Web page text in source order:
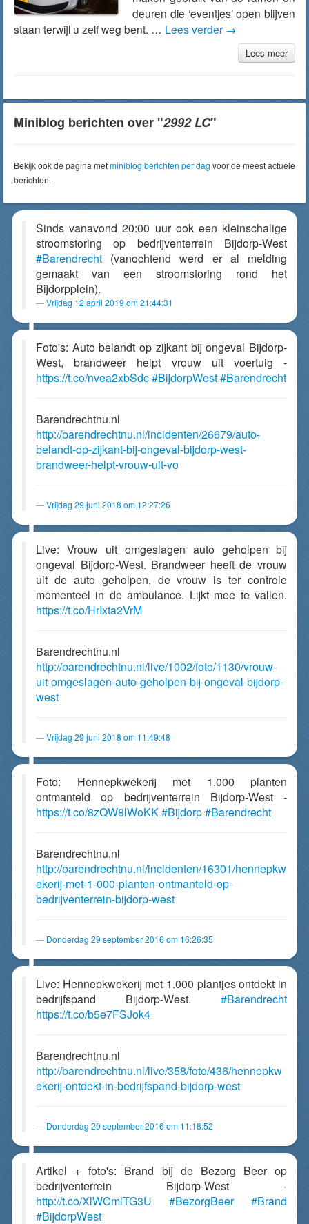
deuren die ‘eventjes’ open blijven
staan terwijl u zelf weg bent. … Lees verder →
Lees meer
Miniblog berichten over "2992 LC"
Bekijk ook de pagina metminiblog berichten per dag voor de meest actuele
berichten.
Sinds vanavond 20:00 uur ook een kleinschalige
stroomstoring op bedrijventerrein Bijdorp-West
#Barendrecht (vanochtend werd er al melding
gemaakt van een stroomstoring rond het
Bijdorpplein).
Vrijdag 12 april 2019 om 21:44:31
Foto's: Auto belandt op zijkant bij ongeval Bijdorp-
West, brandweer helpt vrouw uit voertuig -
https://t.co/nvea2xbSdc#BijdorpWest#Barendrecht
Barendrechtnu.nl
http://barendrechtnu.nl/incidenten/26679/auto-
belandt-op-zijkant-bij-ongeval-bijdorp-west-
brandweer-helpt-vrouw-uit-vo
Vrijdag 29 juni 2018 om 12:27:26
Live: Vrouw uit omgeslagen auto geholpen bij
ongeval Bijdorp-West. Brandweer heeft de vrouw
uit de auto geholpen, de vrouw is ter controle
momenteel in de ambulance. Lijkt mee te vallen.
https://t.co/HrIxta2VrM
Barendrechtnu.nl
http://barendrechtnu.nl/live/1002/foto/1130/vrouw-
uit-omgeslagen-auto-geholpen-bij-ongeval-bijdorp-
west
Vrijdag 29 juni 2018 om 11:49:48
Foto: Hennepkwekerij met 1.000 planten
ontmanteld op bedrijventerrein Bijdorp-West -
https://t.co/8zQW8lWoKK#Bijdorp#Barendrecht
Barendrechtnu.nl
http://barendrechtnu.nl/incidenten/16301/hennepkw
ekerij-met-1-000-planten-ontmanteld-op-
bedrijventerrein-bijdorp-west
Donderdag 29 september 2016 om 16:26:35
Live: Hennepkwekerij met 1.000 plantjes ontdekt in
bedrijfspand Bijdorp-West. #Barendrecht
https://t.co/b5e7FSJok4
Barendrechtnu.nl
http://barendrechtnu.nl/live/358/foto/436/hennepkw
ekerij-ontdekt-in-bedrijfspand-bijdorp-west
Donderdag 29 september 2016 om 11:18:52
Artikel + foto's: Brand bij de Bezorg Beer op
bedrijventerrein Bijdorp-West -
http://t.co/XlWCmlTG3U
#BezorgBeer
#Brand
#BijdorpWest